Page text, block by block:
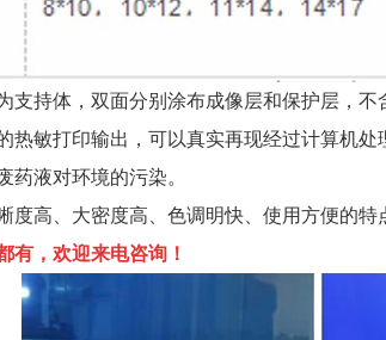
支持体，双面分别涂布成像层和保护层，
热敏打印输出，可以真实再现经过计算机
药液对环境的污染。
度高、大密度高、色调明快、使用方便的
有，欢迎来电咨询！